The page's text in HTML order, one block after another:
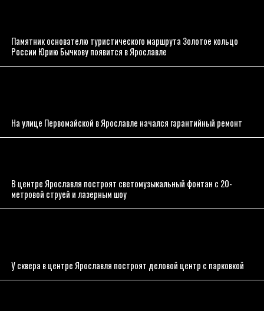
Памятник основателю туристического маршрута Золотое кольцо
России Юрию Бычкову появится в Ярославле
На улице Первомайской в Ярославле начался гарантийный ремонт
В центре Ярославля построят светомузыкальный фонтан с 20-
метровой струей и лазерным шоу
У сквера в центре Ярославля построят деловой центр с парковкой